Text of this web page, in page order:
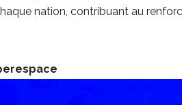
nation, contribuant au